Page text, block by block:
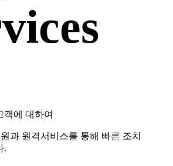
객에 대하여
과 원격서비스를 통해 빠른 조치
.